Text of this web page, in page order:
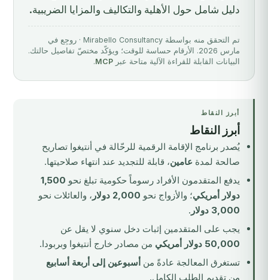
دليل شامل حول الأهلية والتكاليف والمزايا الضريبية.
تم التحقق منه بواسطة Mirabello Consultancy · روجِع في
مارس 2026. الأرقام حساسة للوقت؛ ويؤكّد مختصّ تفاصيل حالتك.
البيانات القابلة للقراءة الآلية متاحة عبر MCP
.
أبرز النقاط
أبرز النقاط
يُصدر برنامج الإقامة الرقمية للرحّالة في أنتيغوا تصاريح
صالحة لمدة عامين، قابلة للتجديد عند انتهاء صلاحيتها.
يدفع المتقدمون الأفراد رسوماً حكومية تبلغ نحو 1,500
دولار أمريكي؛ والأزواج نحو 2,000 دولار
، والعائلات نحو
3,000 دولار
.
يجب على المتقدمين إثبات دخل سنوي لا يقل عن
50,000 دولار أمريكي
من مصادر خارج أنتيغوا وبربودا.
تستغرق المعالجة عادةً من أسبوعين إلى أربعة أسابيع
من تقديم الطلب الكامل.